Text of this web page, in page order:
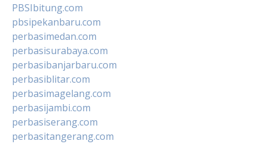
PBSIbitung.com
pbsipekanbaru.com
perbasimedan.com
perbasisurabaya.com
perbasibanjarbaru.com
perbasiblitar.com
perbasimagelang.com
perbasijambi.com
perbasiserang.com
perbasitangerang.com